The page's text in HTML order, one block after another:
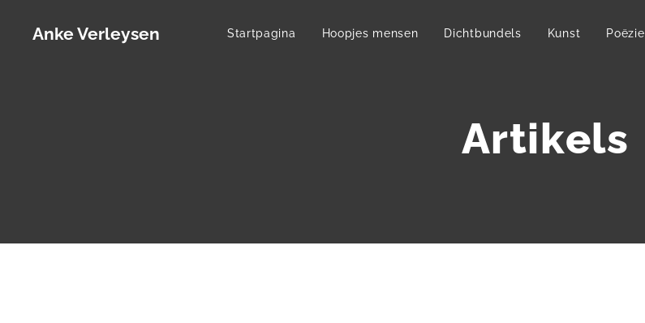
Anke Verleysen Startpagina Hoopjes mensen Dichtbundels Kunst Poëzie
Artikels